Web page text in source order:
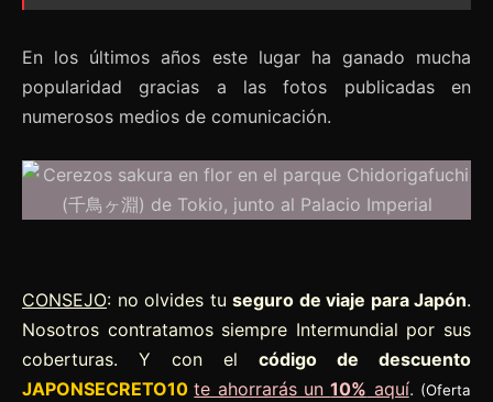
En los últimos años este lugar ha ganado mucha
popularidad gracias a las fotos publicadas en
numerosos medios de comunicación.
CONSEJO: no olvides tu seguro de viaje para Japón.
Nosotros contratamos siempre Intermundial por sus
coberturas. Y con el código de descuento
JAPONSECRETO10 te ahorrarás un10% aquí. (Oferta